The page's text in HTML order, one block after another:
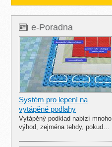
e-Poradna
Systém pro lepení na
vytápěné podlahy
Vytápěný podklad nabízí mnoho
výhod, zejména tehdy, pokud…